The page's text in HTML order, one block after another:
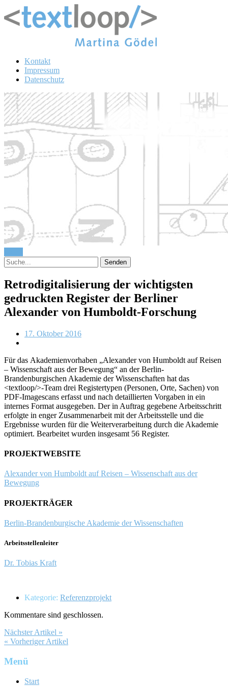
Kontakt
Impressum
Datenschutz
Retrodigitalisierung der wichtigsten
gedruckten Register der Berliner
Alexander von Humboldt-Forschung
17. Oktober 2016
Für das Akademienvorhaben „Alexander von Humboldt auf Reisen
– Wissenschaft aus der Bewegung“ an der Berlin-
Brandenburgischen Akademie der Wissenschaften hat das
<textloop/>-Team drei Registertypen (Personen, Orte, Sachen) von
PDF-Imagescans erfasst und nach detaillierten Vorgaben in ein
internes Format ausgegeben. Der in Auftrag gegebene Arbeitsschritt
erfolgte in enger Zusammenarbeit mit der Arbeitsstelle und die
Ergebnisse wurden für die Weiterverarbeitung durch die Akademie
optimiert. Bearbeitet wurden insgesamt 56 Register.
PROJEKTWEBSITE
Alexander von Humboldt auf Reisen – Wissenschaft aus der
Bewegung
PROJEKTRÄGER
Berlin-Brandenburgische Akademie der Wissenschaften
Arbeitsstellenleiter
Dr. Tobias Kraft
Kategorie: Referenzprojekt
Kommentare sind geschlossen.
Nächster Artikel »
« Vorheriger Artikel
Menü
Start